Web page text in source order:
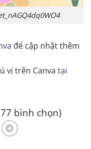
để cập nhật thêm
vị trên Canva tại
bình chọn)